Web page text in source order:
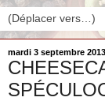
mardi 3 septembre 2013